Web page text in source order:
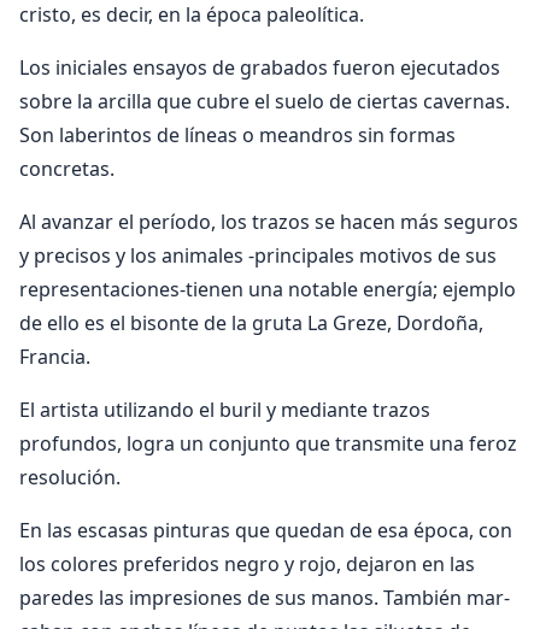
cristo, es decir, en la época paleolítica.
Los iniciales ensayos de grabados fueron ejecutados
sobre la arcilla que cubre el suelo de ciertas cavernas.
Son laberintos de líneas o meandros sin formas
concretas.
Al avan­zar el período, los trazos se hacen más seguros
y pre­cisos y los animales -principales motivos de sus
re­presentaciones-tienen una notable energía; ejemplo
de ello es el bisonte de la gruta La Greze, Dordoña,
Francia.
El artista utilizando el buril y mediante tra­zos
profundos, logra un conjunto que transmite una feroz
resolución.
En las escasas pinturas que quedan de esa época, con
los colores preferidos negro y rojo, dejaron en las
paredes las impresiones de sus manos. También mar­